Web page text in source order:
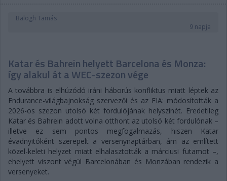
Balogh Tamás
9 napja
Katar és Bahrein helyett Barcelona és Monza:
így alakul át a WEC-szezon vége
A továbbra is elhúzódó iráni háborús konfliktus miatt léptek az
Endurance-világbajnokság szervezői és az FIA: módosították a
2026-os szezon utolsó két fordulójának helyszínét. Eredetileg
Katar és Bahrein adott volna otthont az utolsó két fordulónak –
illetve ez sem pontos megfogalmazás, hiszen Katar
évadnyitóként szerepelt a versenynaptárban, ám az említett
közel-keleti helyzet miatt elhalasztották a márciusi futamot –,
ehelyett viszont végül Barcelonában és Monzában rendezik a
versenyeket.